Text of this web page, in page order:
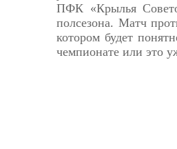
ПФК «Крылья
полсезона. Матч
котором будет
чемпионате или это